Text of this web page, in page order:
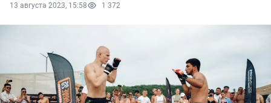
13 августа 2023, 15:58 1 372